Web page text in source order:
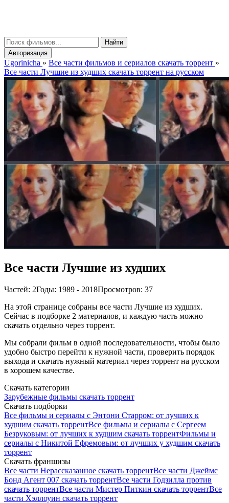
Найти
Авторизация
Ugorinicha » Все части фильмов и сериалов скачать торрент »
Все части Лучшие из худших скачать торрент на русском
Все части Лучшие из худших
Частей: 2Годы: 1989 - 2018Просмотров: 37
На этой странице собраны все части Лучшие из худших.
Сейчас в подборке 2 материалов, и каждую часть можно
скачать отдельно через торрент.
Мы собрали фильм в одной последовательности, чтобы было
удобно быстро перейти к нужной части, проверить порядок
выхода и скачать нужный материал через торрент на русском
в хорошем качестве.
Скачать категории
Зарубежные фильмы скачать торрент
Скачать подборки
Все фильмы и сериалы с Энтони Старром: от лучших к
худшим скачать торрентВсе фильмы и сериалы с Сергеем
Безруковым: от лучших к худшим скачать торрентФильмы и
сериалы с Никитой Ефремовым: от лучших у худшим скачать
торрент
Скачать франшизы
Все части Нерассказанное скачать торрентВсе части Джеймс
Бонд Агент 007 скачать торрентВсе части Годзилла против
скачать торрентВсе части Мистер Питкин скачать торрентВсе
части Хэллоуин скачать торрент